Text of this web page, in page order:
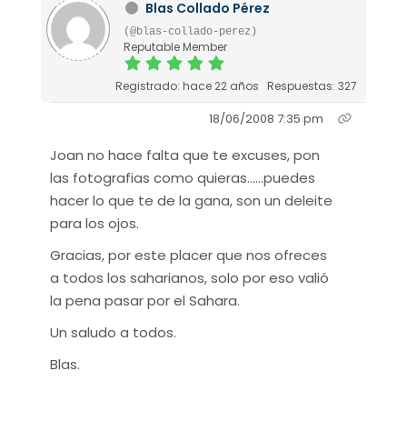
Blas Collado Pérez
(@blas-collado-perez)
Reputable Member
Registrado: hace 22 años Respuestas: 327
18/06/2008 7:35 pm
Joan no hace falta que te excuses, pon
las fotografias como quieras......puedes
hacer lo que te de la gana, son un deleite
para los ojos.
Gracias, por este placer que nos ofreces
a todos los saharianos, solo por eso valió
la pena pasar por el Sahara.
Un saludo a todos.
Blas.